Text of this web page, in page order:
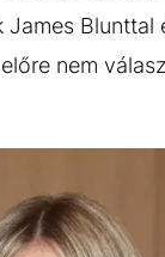
Blunttal
nem